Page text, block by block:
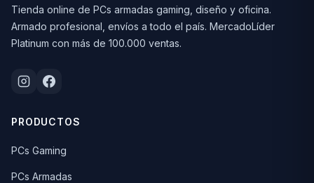
Tienda online de PCs armadas gaming, diseño y oficina.
Armado profesional, envíos a todo el país. MercadoLíder
Platinum con más de 100.000 ventas.
PRODUCTOS
PCs Gaming
PCs Armadas